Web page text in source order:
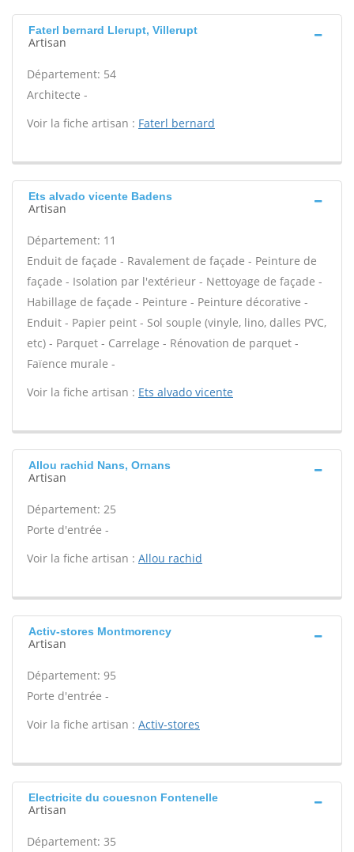
Faterl bernard Llerupt, Villerupt
Artisan
Département: 54
Architecte -
Voir la fiche artisan : Faterl bernard
Ets alvado vicente Badens
Artisan
Département: 11
Enduit de façade - Ravalement de façade - Peinture de
façade - Isolation par l'extérieur - Nettoyage de façade -
Habillage de façade - Peinture - Peinture décorative -
Enduit - Papier peint - Sol souple (vinyle, lino, dalles PVC,
etc) - Parquet - Carrelage - Rénovation de parquet -
Faïence murale -
Voir la fiche artisan : Ets alvado vicente
Allou rachid Nans, Ornans
Artisan
Département: 25
Porte d'entrée -
Voir la fiche artisan : Allou rachid
Activ-stores Montmorency
Artisan
Département: 95
Porte d'entrée -
Voir la fiche artisan : Activ-stores
Electricite du couesnon Fontenelle
Artisan
Département: 35